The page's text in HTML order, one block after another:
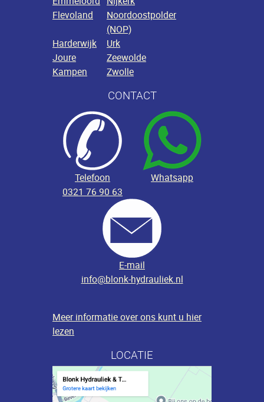
Flevoland
Noordoostpolder
(NOP)
Harderwijk
Urk
Joure
Zeewolde
Kampen
Zwolle
CONTACT
Telefoon
Whatsapp
0321 76 90 63
E-mail
info@blonk-hydrauliek.nl
Meer informatie over ons kunt u hier
lezen
LOCATIE